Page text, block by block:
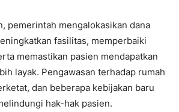
pemerintah mengalokasikan dana
fasilitas, memperbaiki
memastikan pasien mendapatkan
layak. Pengawasan terhadap rumah
dan beberapa kebijakan baru
hak-hak pasien.